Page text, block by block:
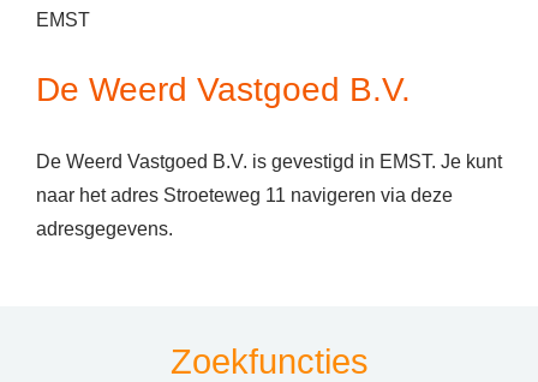
EMST
De Weerd Vastgoed B.V.
De Weerd Vastgoed B.V. is gevestigd in EMST. Je kunt
naar het adres Stroeteweg 11 navigeren via deze
adresgegevens.
Zoekfuncties